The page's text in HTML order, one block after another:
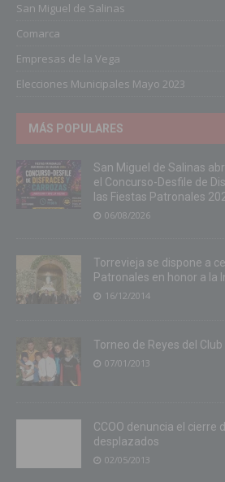
San Miguel de Salinas
Comarca
Empresas de la Vega
Elecciones Municipales Mayo 2023
MÁS POPULARES
San Miguel de Salinas
el Concurso-Desfile de
las Fiestas Patronales
06/08/2026
Torrevieja se dispone a
Patronales en honor a la
16/12/2014
Torneo de Reyes del
07/01/2013
CCOO denuncia el cierre
desplazados
02/05/2013